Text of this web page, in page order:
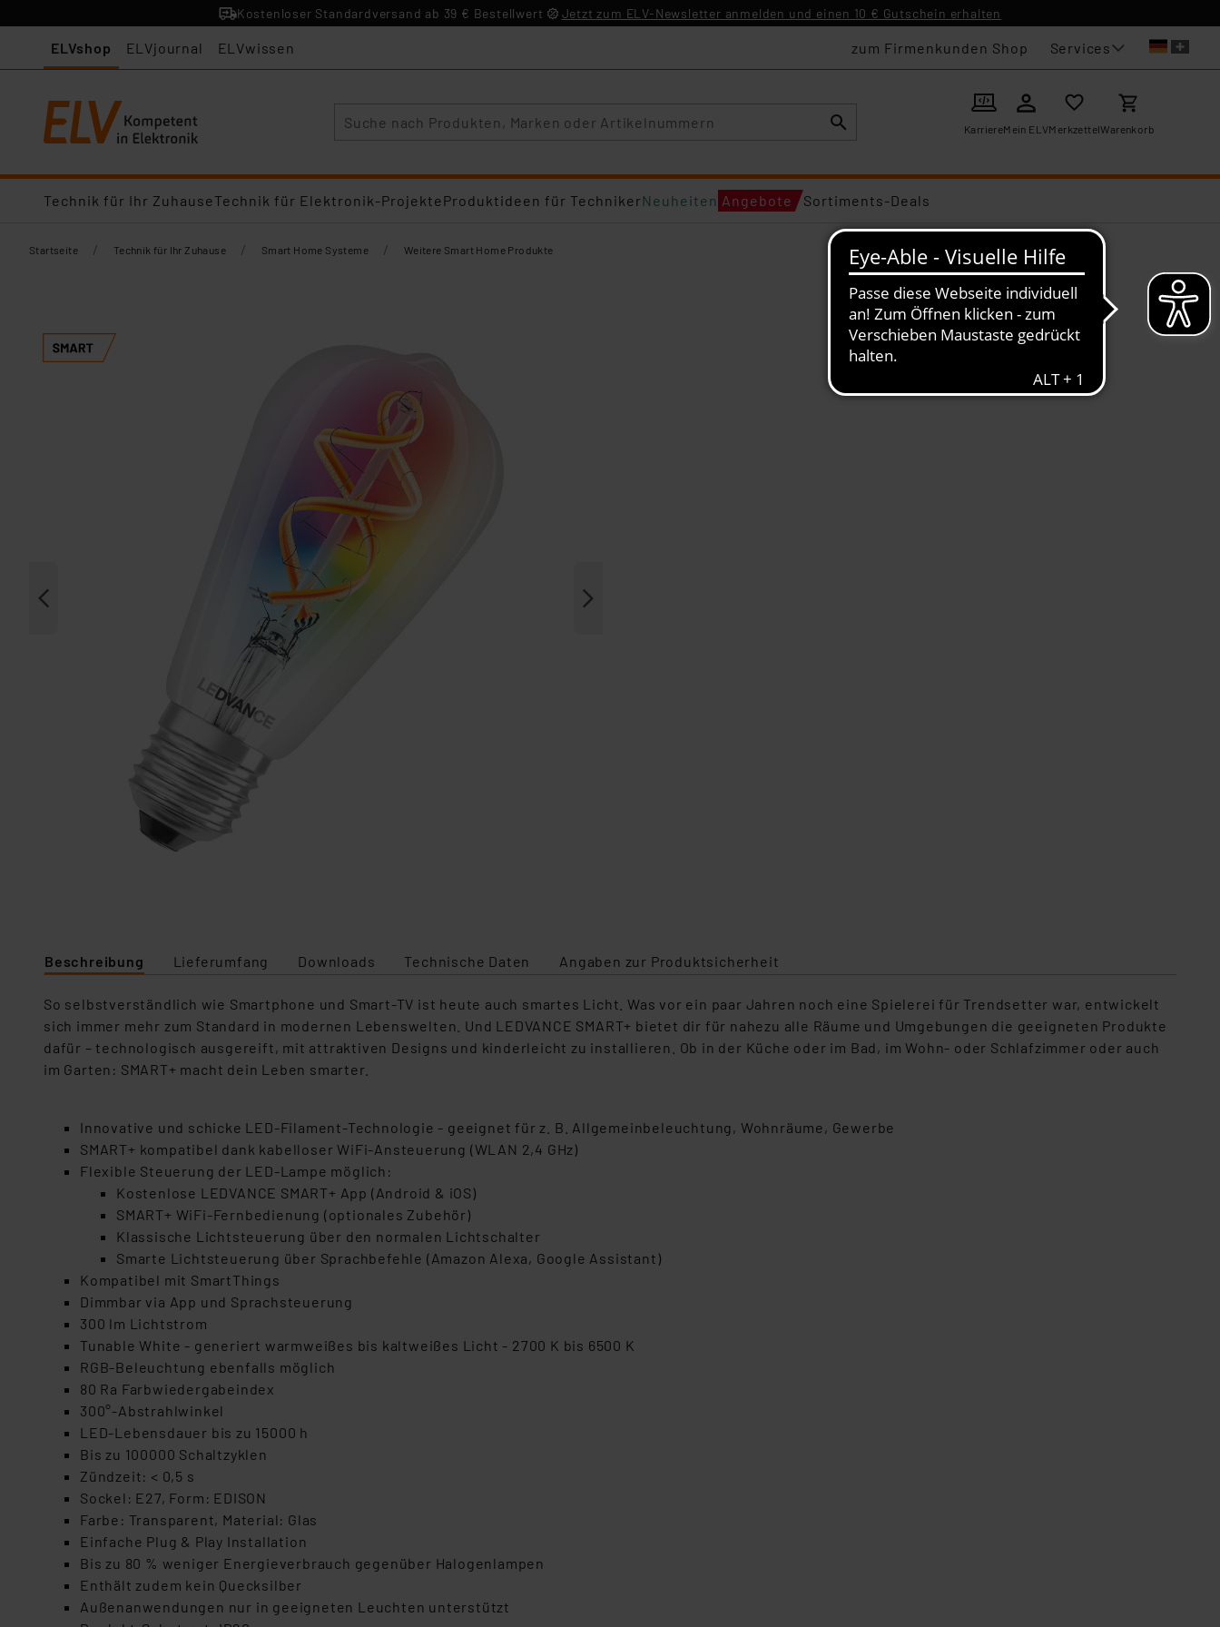
Kostenloser Standardversand ab 39 € Bestellwert Jetzt zum ELV-Newsletter anmelden und einen 10 € Gutschein erhalten
ELVshop ELVjournal ELVwissen zum Firmenkunden Shop Services
KarriereMein ELVMerkzettelWarenkorb
Technik für Ihr ZuhauseTechnik für Elektronik-ProjekteProduktideen für TechnikerNeuheiten Angebote Sortiments-Deals
Startseite / Technik für Ihr Zuhause / Smart Home Systeme / Weitere Smart Home Produkte
Beschreibung Lieferumfang Downloads Technische Daten Angaben zur Produktsicherheit
So selbstverständlich wie Smartphone und Smart-TV ist heute auch smartes Licht. Was vor ein paar Jahren noch eine Spielerei für Trendsetter war, entwickelt
sich immer mehr zum Standard in modernen Lebenswelten. Und LEDVANCE SMART+ bietet dir für nahezu alle Räume und Umgebungen die geeigneten Produkte
dafür – technologisch ausgereift, mit attraktiven Designs und kinderleicht zu installieren. Ob in der Küche oder im Bad, im Wohn- oder Schlafzimmer oder auch
im Garten: SMART+ macht dein Leben smarter.
Innovative und schicke LED-Filament-Technologie - geeignet für z. B. Allgemeinbeleuchtung, Wohnräume, Gewerbe
SMART+ kompatibel dank kabelloser WiFi-Ansteuerung (WLAN 2,4 GHz)
Flexible Steuerung der LED-Lampe möglich:
Kostenlose LEDVANCE SMART+ App (Android & iOS)
SMART+ WiFi-Fernbedienung (optionales Zubehör)
Klassische Lichtsteuerung über den normalen Lichtschalter
Smarte Lichtsteuerung über Sprachbefehle (Amazon Alexa, Google Assistant)
Kompatibel mit SmartThings
Dimmbar via App und Sprachsteuerung
300 lm Lichtstrom
Tunable White - generiert warmweißes bis kaltweißes Licht - 2700 K bis 6500 K
RGB-Beleuchtung ebenfalls möglich
80 Ra Farbwiedergabeindex
300°-Abstrahlwinkel
LED-Lebensdauer bis zu 15000 h
Bis zu 100000 Schaltzyklen
Zündzeit: < 0,5 s
Sockel: E27, Form: EDISON
Farbe: Transparent, Material: Glas
Einfache Plug & Play Installation
Bis zu 80 % weniger Energieverbrauch gegenüber Halogenlampen
Enthält zudem kein Quecksilber
Außenanwendungen nur in geeigneten Leuchten unterstützt